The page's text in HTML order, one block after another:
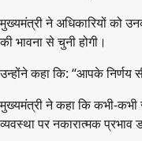
मुख्यमंत्री ने अधिकारियों को
की भावना से चुनी होगी।
उन्होंने कहा कि: “आपके
मुख्यमंत्री ने कहा कि कभी-
व्यवस्था पर नकारात्मक प्रभाव